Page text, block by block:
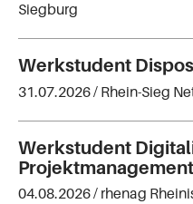
Siegburg
Werkstudent
31.07.2026 / Rhein-Sieg
Werkstudent
04.08.2026 / rhenag